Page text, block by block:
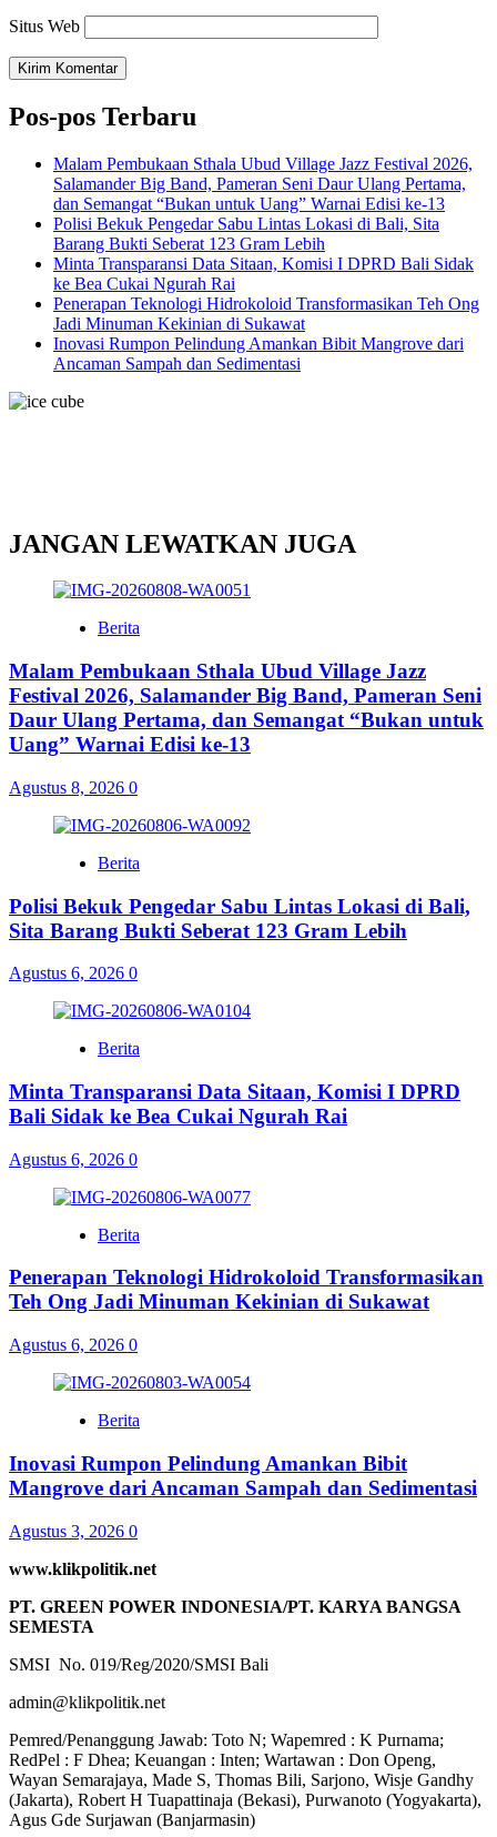
Situs Web
Pos-pos Terbaru
Malam Pembukaan Sthala Ubud Village Jazz Festival 2026,
Salamander Big Band, Pameran Seni Daur Ulang Pertama,
dan Semangat “Bukan untuk Uang” Warnai Edisi ke-13
Polisi Bekuk Pengedar Sabu Lintas Lokasi di Bali, Sita
Barang Bukti Seberat 123 Gram Lebih
Minta Transparansi Data Sitaan, Komisi I DPRD Bali Sidak
ke Bea Cukai Ngurah Rai
Penerapan Teknologi Hidrokoloid Transformasikan Teh Ong
Jadi Minuman Kekinian di Sukawat
Inovasi Rumpon Pelindung Amankan Bibit Mangrove dari
Ancaman Sampah dan Sedimentasi
JANGAN LEWATKAN JUGA
Berita
Malam Pembukaan Sthala Ubud Village Jazz
Festival 2026, Salamander Big Band, Pameran Seni
Daur Ulang Pertama, dan Semangat “Bukan untuk
Uang” Warnai Edisi ke-13
Agustus 8, 2026 0
Berita
Polisi Bekuk Pengedar Sabu Lintas Lokasi di Bali,
Sita Barang Bukti Seberat 123 Gram Lebih
Agustus 6, 2026 0
Berita
Minta Transparansi Data Sitaan, Komisi I DPRD
Bali Sidak ke Bea Cukai Ngurah Rai
Agustus 6, 2026 0
Berita
Penerapan Teknologi Hidrokoloid Transformasikan
Teh Ong Jadi Minuman Kekinian di Sukawat
Agustus 6, 2026 0
Berita
Inovasi Rumpon Pelindung Amankan Bibit
Mangrove dari Ancaman Sampah dan Sedimentasi
Agustus 3, 2026 0
www.klikpolitik.net
PT. GREEN POWER INDONESIA/PT. KARYA BANGSA
SEMESTA
SMSI No. 019/Reg/2020/SMSI Bali
admin@klikpolitik.net
Pemred/Penanggung Jawab: Toto N; Wapemred : K Purnama;
RedPel : F Dhea; Keuangan : Inten; Wartawan : Don Openg,
Wayan Semarajaya, Made S, Thomas Bili, Sarjono, Wisje Gandhy
(Jakarta), Robert H Tuapattinaja (Bekasi), Purwanoto (Yogyakarta),
Agus Gde Surjawan (Banjarmasin)